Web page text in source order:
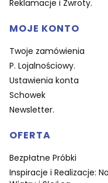
Reklamacje i Zwroty.
MOJE KONTO
Twoje zamówienia
P. Lojalnościowy.
Ustawienia konta
Schowek
Newsletter.
OFERTA
Bezpłatne Próbki
Inspiracje i Realizacje: